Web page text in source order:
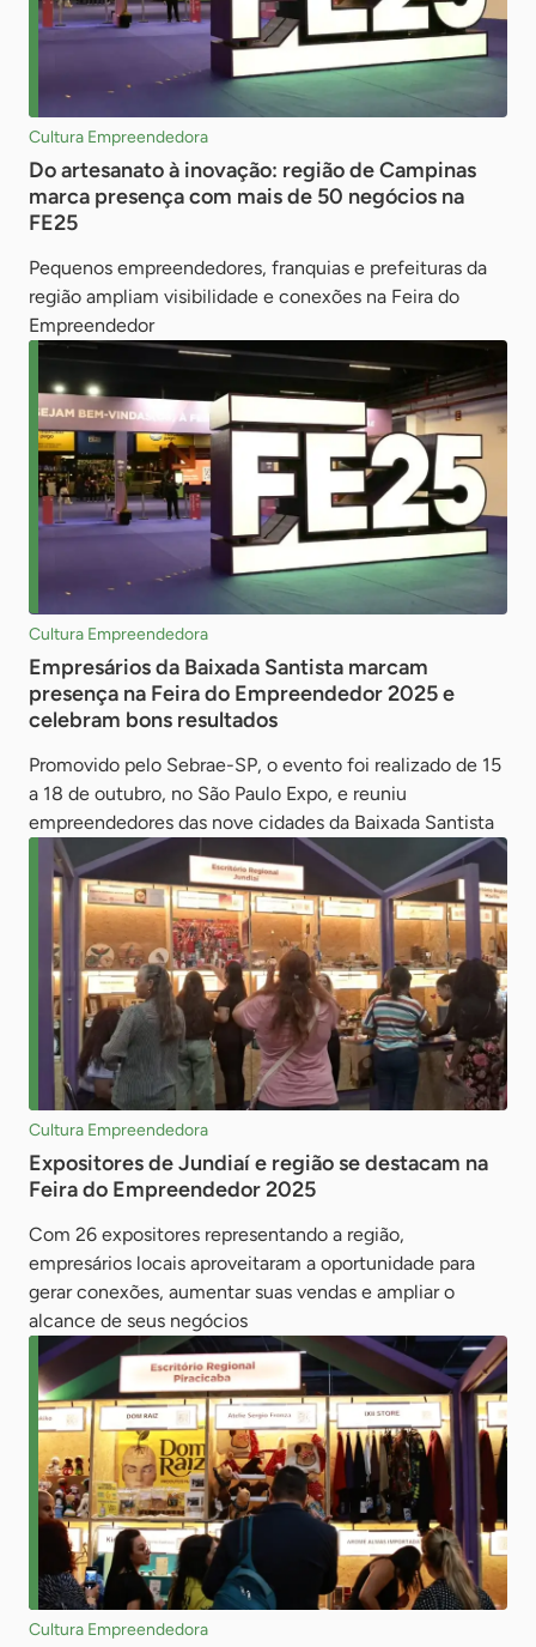
Cultura Empreendedora
Do artesanato à inovação: região de Campinas
marca presença com mais de 50 negócios na
FE25
Pequenos empreendedores, franquias e prefeituras da
região ampliam visibilidade e conexões na Feira do
Empreendedor
Cultura Empreendedora
Empresários da Baixada Santista marcam
presença na Feira do Empreendedor 2025 e
celebram bons resultados
Promovido pelo Sebrae-SP, o evento foi realizado de 15
a 18 de outubro, no São Paulo Expo, e reuniu
empreendedores das nove cidades da Baixada Santista
Cultura Empreendedora
Expositores de Jundiaí e região se destacam na
Feira do Empreendedor 2025
Com 26 expositores representando a região,
empresários locais aproveitaram a oportunidade para
gerar conexões, aumentar suas vendas e ampliar o
alcance de seus negócios
Cultura Empreendedora